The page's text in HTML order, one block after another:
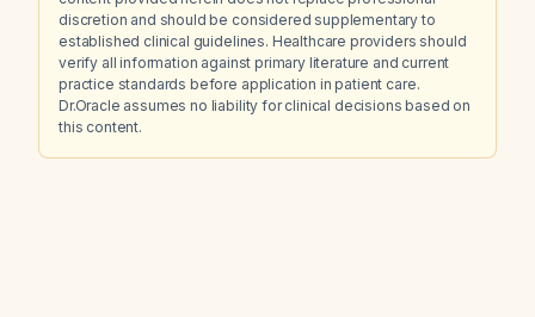
discretion and should be considered supplementary to
established clinical guidelines. Healthcare providers should
verify all information against primary literature and current
practice standards before application in patient care.
Dr.Oracle assumes no liability for clinical decisions based on
this content.